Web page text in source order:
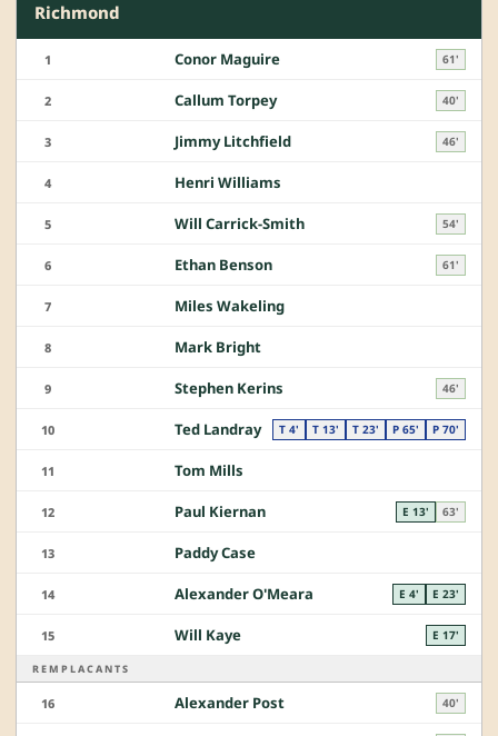
Richmond
1 Conor Maguire 61'
2 Callum Torpey 40'
3 Jimmy Litchfield 46'
4 Henri Williams
5 Will Carrick-Smith 54'
6 Ethan Benson 61'
7 Miles Wakeling
8 Mark Bright
9 Stephen Kerins 46'
10 Ted Landray T 4' T 13' T 23' P 65' P 70'
11 Tom Mills
12 Paul Kiernan E 13' 63'
13 Paddy Case
14 Alexander O'Meara E 4' E 23'
15 Will Kaye E 17'
REMPLACANTS
16 Alexander Post 40'